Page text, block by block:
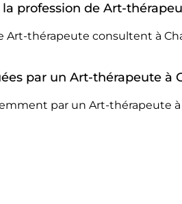
profession de Art-
Art-thérapeute consultent à
par un Art-thérapeute à
par un Art-thérapeute à